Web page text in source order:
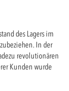
des Lagers im
In der
revolutionären
Kunden wurde